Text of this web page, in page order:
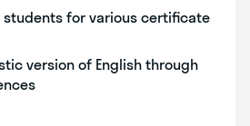
students for various certificate
version of English through